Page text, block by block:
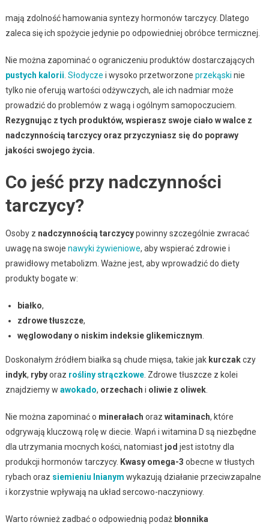
mają zdolność hamowania syntezy hormonów tarczycy. Dlatego
zaleca się ich spożycie jedynie po odpowiedniej obróbce termicznej.
Nie można zapominać o ograniczeniu produktów dostarczających
pustych kalorii. Słodycze i wysoko przetworzone przekąski nie
tylko nie oferują wartości odżywczych, ale ich nadmiar może
prowadzić do problemów z wagą i ogólnym samopoczuciem.
Rezygnując z tych produktów, wspierasz swoje ciało w walce z
nadczynnością tarczycy oraz przyczyniasz się do poprawy
jakości swojego życia.
Co jeść przy nadczynności
tarczycy?
Osoby z nadczynnością tarczycypowinny szczególnie zwracać
uwagę na swoje nawyki żywieniowe, aby wspierać zdrowie i
prawidłowy metabolizm. Ważne jest, aby wprowadzić do diety
produkty bogate w:
białko,
zdrowe tłuszcze,
węglowodany o niskim indeksie glikemicznym.
Doskonałym źródłem białka są chude mięsa, takie jak kurczakczy
indyk, rybyoraz rośliny strączkowe. Zdrowe tłuszcze z kolei
znajdziemy w awokado, orzechach i oliwie z oliwek.
Nie można zapominać o minerałach oraz witaminach, które
odgrywają kluczową rolę w diecie. Wapń i witamina D są niezbędne
dla utrzymania mocnych kości, natomiast jod jest istotny dla
produkcji hormonów tarczycy. Kwasy omega-3 obecne w tłustych
rybach oraz siemieniu lnianym wykazują działanie przeciwzapalne
i korzystnie wpływają na układ sercowo-naczyniowy.
Warto również zadbać o odpowiednią podaż błonnika